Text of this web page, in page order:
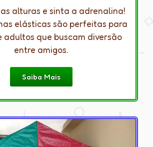
alturas e sinta a adrenalina!
elásticas são perfeitas para
adultos que buscam diversão
entre amigos.
Saiba Mais